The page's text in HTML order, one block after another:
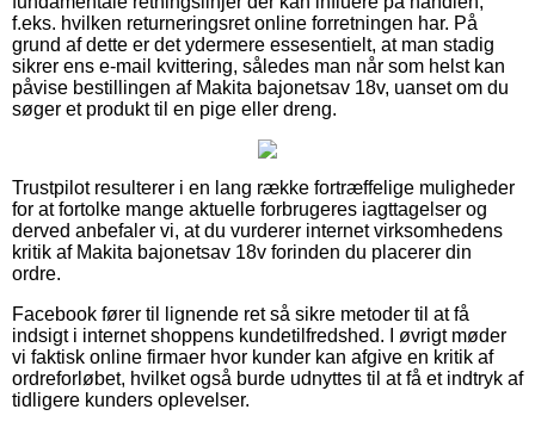
f.eks. hvilken returneringsret online forretningen har. På
grund af dette er det ydermere essesentielt, at man stadig
sikrer ens e-mail kvittering, således man når som helst kan
påvise bestillingen af Makita bajonetsav 18v, uanset om du
søger et produkt til en pige eller dreng.
Trustpilot resulterer i en lang række fortræffelige muligheder
for at fortolke mange aktuelle forbrugeres iagttagelser og
derved anbefaler vi, at du vurderer internet virksomhedens
kritik af Makita bajonetsav 18v forinden du placerer din
ordre.
Facebook fører til lignende ret så sikre metoder til at få
indsigt i internet shoppens kundetilfredshed. I øvrigt møder
vi faktisk online firmaer hvor kunder kan afgive en kritik af
ordreforløbet, hvilket også burde udnyttes til at få et indtryk af
tidligere kunders oplevelser.